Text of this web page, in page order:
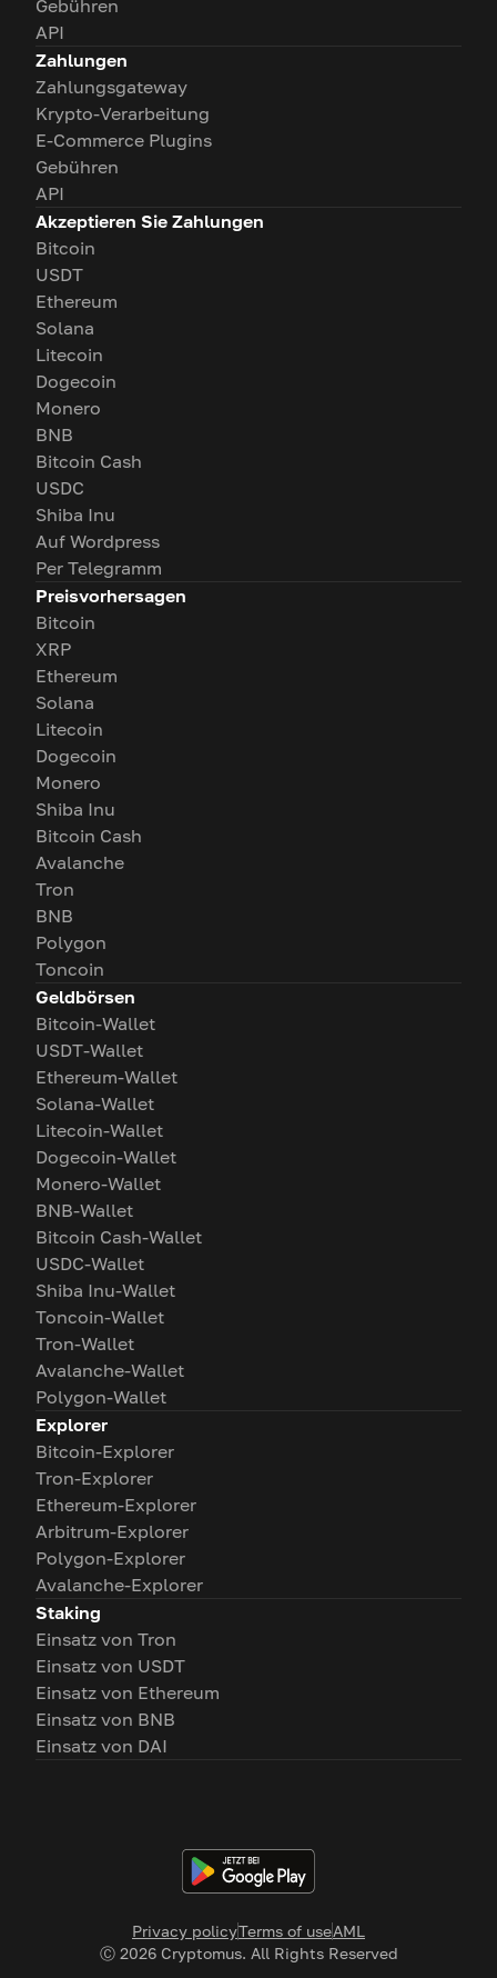
Privacy policyTerms of useAML
Ⓒ 2026Cryptomus. All Rights Reserved
Gebühren
API
Zahlungen
Zahlungsgateway
Krypto-Verarbeitung
E-Commerce Plugins
Gebühren
API
Akzeptieren Sie Zahlungen
Bitcoin
USDT
Ethereum
Solana
Litecoin
Dogecoin
Monero
BNB
Bitcoin Cash
USDC
Shiba Inu
Auf Wordpress
Per Telegramm
Preisvorhersagen
Bitcoin
XRP
Ethereum
Solana
Litecoin
Dogecoin
Monero
Shiba Inu
Bitcoin Cash
Avalanche
Tron
BNB
Polygon
Toncoin
Geldbörsen
Bitcoin-Wallet
USDT-Wallet
Ethereum-Wallet
Solana-Wallet
Litecoin-Wallet
Dogecoin-Wallet
Monero-Wallet
BNB-Wallet
Bitcoin Cash-Wallet
USDC-Wallet
Shiba Inu-Wallet
Toncoin-Wallet
Tron-Wallet
Avalanche-Wallet
Polygon-Wallet
Explorer
Bitcoin-Explorer
Tron-Explorer
Ethereum-Explorer
Arbitrum-Explorer
Polygon-Explorer
Avalanche-Explorer
Staking
Einsatz von Tron
Einsatz von USDT
Einsatz von Ethereum
Einsatz von BNB
Einsatz von DAI